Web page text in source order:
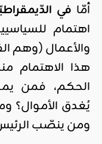
أمّا في
اهتمام
والأعمال (وهم
هذا الاهتمام
الحكم، فمن
يُغدق الأموال؟
ومن ينصّب